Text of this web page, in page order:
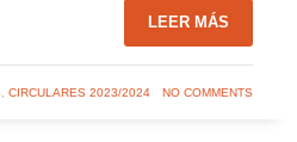
LEER MÁS
, CIRCULARES 2023/2024 NO COMMENTS